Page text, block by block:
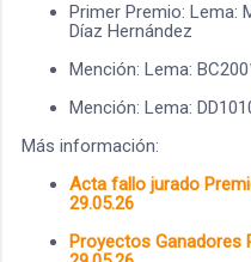
Primer Premio: Lema:
Díaz Hernández
Mención: Lema:
Mención: Lema:
Más información:
Acta fallo jurado
29.05.26
Proyectos Ganadores